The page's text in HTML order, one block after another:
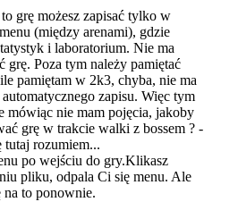
grę możesz zapisać tylko w
(między arenami), gdzie
i laboratorium. Nie ma
grę. Poza tym należy pamiętać
pamiętam w 2k3, chyba, nie ma
zapisu. Więc tym
mówiąc nie mam pojęcia, jakoby
grę w trakcie walki z bossem ? -
rozumiem...
po wejściu do gry.Klikasz
pliku, odpala Ci się menu. Ale
to ponownie.